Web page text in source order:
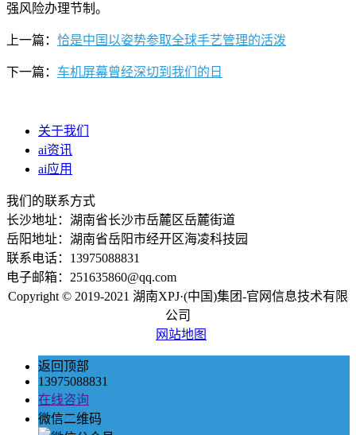
强风险办理节制。
上一篇： 恰是中国以姿势参取全球手艺管理的活泼
下一篇： 车机屏幕曾经深切到我们的日
关于我们
ai资讯
ai应用
我们的联系方式
长沙地址：湖南省长沙市岳麓区岳麓街道
岳阳地址：湖南省岳阳市经开区海凌科技园
联系电话：13975088831
电子邮箱：251635860@qq.com
Copyright © 2019-2021 湖南XPJ·(中国)集团-官网信息技术有限
公司
网站地图
返回顶部
13975088831
在线咨询
微信二维码